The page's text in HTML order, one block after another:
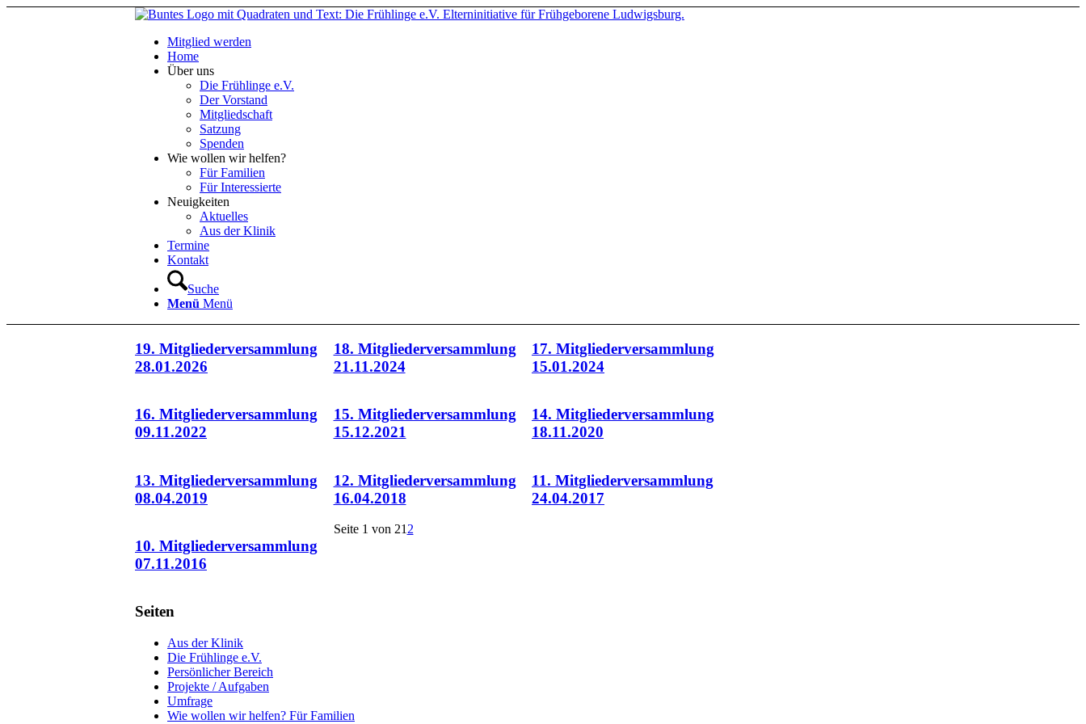
Mitglied werden
Home
Über uns
Die Frühlinge e.V.
Der Vorstand
Mitgliedschaft
Satzung
Spenden
Wie wollen wir helfen?
Für Familien
Für Interessierte
Neuigkeiten
Aktuelles
Aus der Klinik
Termine
Kontakt
Suche
Menü Menü
19. Mitgliederversammlung
28.01.2026
18. Mitgliederversammlung
21.11.2024
17. Mitgliederversammlung
15.01.2024
16. Mitgliederversammlung
09.11.2022
15. Mitgliederversammlung
15.12.2021
14. Mitgliederversammlung
18.11.2020
13. Mitgliederversammlung
08.04.2019
12. Mitgliederversammlung
16.04.2018
11. Mitgliederversammlung
24.04.2017
10. Mitgliederversammlung
07.11.2016
Seite 1 von 21 2
Seiten
Aus der Klinik
Die Frühlinge e.V.
Persönlicher Bereich
Projekte / Aufgaben
Umfrage
Wie wollen wir helfen? Für Familien